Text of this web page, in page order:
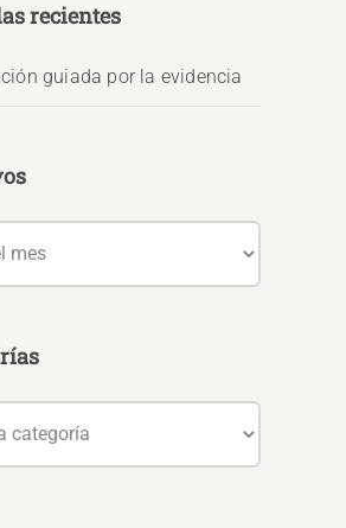
recientes
guiada por la evidencia